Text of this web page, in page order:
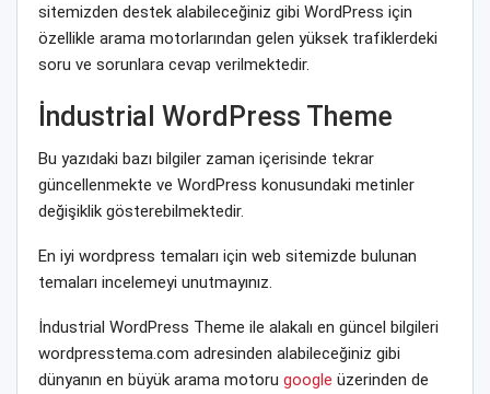
sitemizden destek alabileceğiniz gibi WordPress için
özellikle arama motorlarından gelen yüksek trafiklerdeki
soru ve sorunlara cevap verilmektedir.
İndustrial WordPress Theme
Bu yazıdaki bazı bilgiler zaman içerisinde tekrar
güncellenmekte ve WordPress konusundaki metinler
değişiklik gösterebilmektedir.
En iyi wordpress temaları için web sitemizde bulunan
temaları incelemeyi unutmayınız.
İndustrial WordPress Theme ile alakalı en güncel bilgileri
wordpresstema.com adresinden alabileceğiniz gibi
dünyanın en büyük arama motoru google üzerinden de